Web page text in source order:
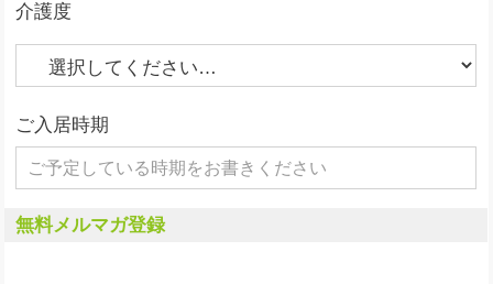
介護度
ご入居時期
無料メルマガ登録